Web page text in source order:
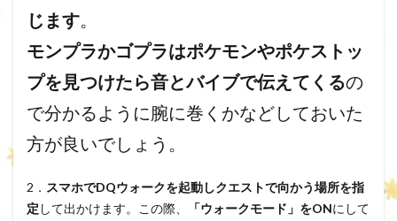
じます。
モンプラかゴプラはポケモンやポケストッ
プを見つけたら音とバイブで伝えてくるの
で分かるように腕に巻くかなどしておいた
方が良いでしょう。
2． スマホでDQウォークを起動しクエストで向かう場所を指
定 して出かけます。この際、 「ウォークモード」をONにして